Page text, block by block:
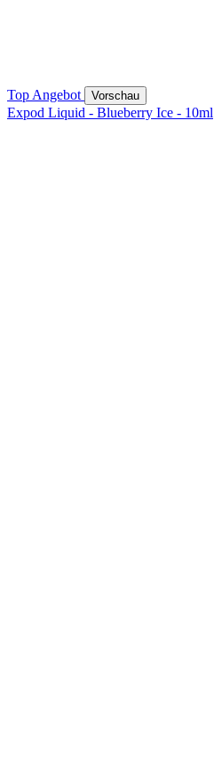
Top Angebot Vorschau
Expod Liquid - Blueberry Ice - 10ml